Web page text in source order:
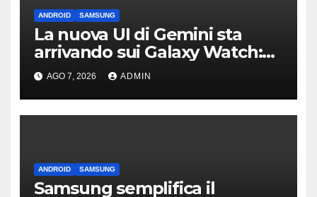
ANDROID SAMSUNG
La nuova UI di Gemini sta
arrivando sui Galaxy Watch:
primi avvistamenti
AGO 7, 2026 ADMIN
ANDROID SAMSUNG
Samsung semplifica il